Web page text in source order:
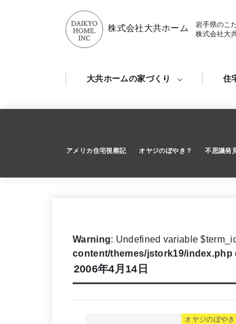
株式会社大共ホーム
岩手県のこ
株式会社大
大共ホームの家づくり 住
アメリカ住宅視察記 オヤジのぼやき？ 不思議発
Warning: Undefined variable
content/themes/jstork19/index.php
2006年4月14日
オヤジのぼやき